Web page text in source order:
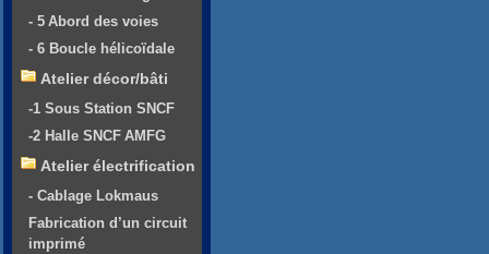
- 5 Abord des voies
- 6 Boucle hélicoïdale
Atelier décor/bâti
-1 Sous Station SNCF
-2 Halle SNCF AMFG
Atelier électrification
- Cablage Lokmaus
Fabrication d’un circuit
imprimé